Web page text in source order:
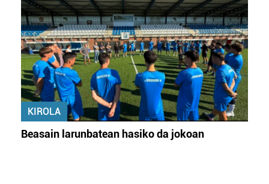
KIROLA
Beasain larunbatean hasiko da jokoan